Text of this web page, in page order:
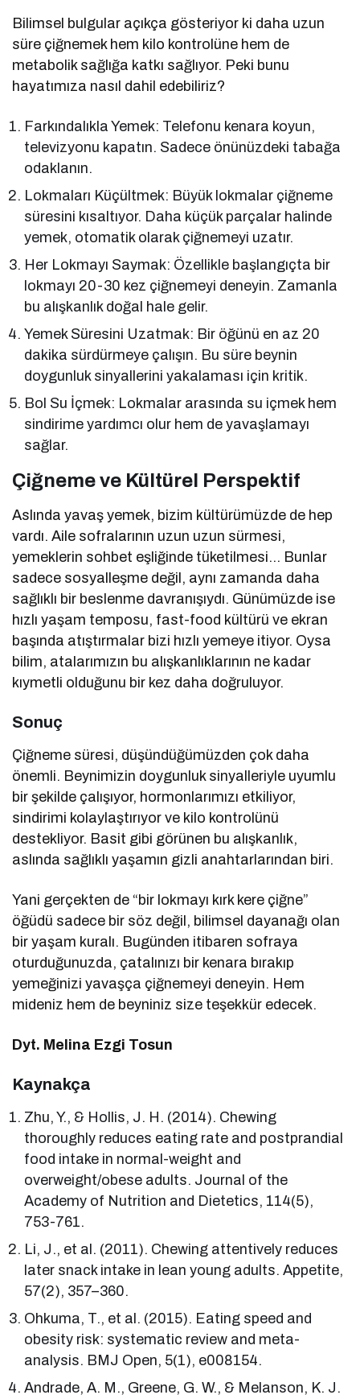
Bilimsel bulgular açıkça gösteriyor ki daha uzun
süre çiğnemek hem kilo kontrolüne hem de
metabolik sağlığa katkı sağlıyor. Peki bunu
hayatımıza nasıl dahil edebiliriz?
Farkındalıkla Yemek: Telefonu kenara koyun,
televizyonu kapatın. Sadece önünüzdeki tabağa
odaklanın.
Lokmaları Küçültmek: Büyük lokmalar çiğneme
süresini kısaltıyor. Daha küçük parçalar halinde
yemek, otomatik olarak çiğnemeyi uzatır.
Her Lokmayı Saymak: Özellikle başlangıçta bir
lokmayı 20-30 kez çiğnemeyi deneyin. Zamanla
bu alışkanlık doğal hale gelir.
Yemek Süresini Uzatmak: Bir öğünü en az 20
dakika sürdürmeye çalışın. Bu süre beynin
doygunluk sinyallerini yakalaması için kritik.
Bol Su İçmek: Lokmalar arasında su içmek hem
sindirime yardımcı olur hem de yavaşlamayı
sağlar.
Çiğneme ve Kültürel Perspektif
Aslında yavaş yemek, bizim kültürümüzde de hep
vardı. Aile sofralarının uzun uzun sürmesi,
yemeklerin sohbet eşliğinde tüketilmesi… Bunlar
sadece sosyalleşme değil, aynı zamanda daha
sağlıklı bir beslenme davranışıydı. Günümüzde ise
hızlı yaşam temposu, fast-food kültürü ve ekran
başında atıştırmalar bizi hızlı yemeye itiyor. Oysa
bilim, atalarımızın bu alışkanlıklarının ne kadar
kıymetli olduğunu bir kez daha doğruluyor.
Sonuç
Çiğneme süresi, düşündüğümüzden çok daha
önemli. Beynimizin doygunluk sinyalleriyle uyumlu
bir şekilde çalışıyor, hormonlarımızı etkiliyor,
sindirimi kolaylaştırıyor ve kilo kontrolünü
destekliyor. Basit gibi görünen bu alışkanlık,
aslında sağlıklı yaşamın gizli anahtarlarından biri.
Yani gerçekten de “bir lokmayı kırk kere çiğne”
öğüdü sadece bir söz değil, bilimsel dayanağı olan
bir yaşam kuralı. Bugünden itibaren sofraya
oturduğunuzda, çatalınızı bir kenara bırakıp
yemeğinizi yavaşça çiğnemeyi deneyin. Hem
mideniz hem de beyniniz size teşekkür edecek.
Dyt. Melina Ezgi Tosun
Kaynakça
Zhu, Y., & Hollis, J. H. (2014). Chewing
thoroughly reduces eating rate and postprandial
food intake in normal-weight and
overweight/obese adults. Journal of the
Academy of Nutrition and Dietetics, 114(5),
753-761.
Li, J., et al. (2011). Chewing attentively reduces
later snack intake in lean young adults. Appetite,
57(2), 357–360.
Ohkuma, T., et al. (2015). Eating speed and
obesity risk: systematic review and meta-
analysis. BMJ Open, 5(1), e008154.
Andrade, A. M., Greene, G. W., & Melanson, K. J.